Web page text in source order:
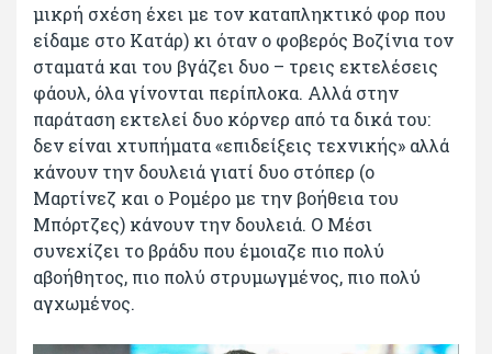
μικρή σχέση έχει με τον καταπληκτικό φορ που
είδαμε στο Κατάρ) κι όταν ο φοβερός Βοζίνια τον
σταματά και του βγάζει δυο – τρεις εκτελέσεις
φάουλ, όλα γίνονται περίπλοκα. Αλλά στην
παράταση εκτελεί δυο κόρνερ από τα δικά του:
δεν είναι χτυπήματα «επιδείξεις τεχνικής» αλλά
κάνουν την δουλειά γιατί δυο στόπερ (ο
Μαρτίνεζ και ο Ρομέρο με την βοήθεια του
Μπόρτζες) κάνουν την δουλειά. Ο Μέσι
συνεχίζει το βράδυ που έμοιαζε πιο πολύ
αβοήθητος, πιο πολύ στρυμωγμένος, πιο πολύ
αγχωμένος.